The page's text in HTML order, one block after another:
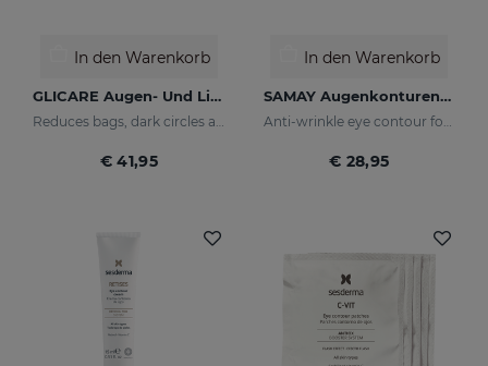
In den Warenkorb
GLICARE Augen- Und Lippenkonturengel
€ 41,95
In den Warenkorb
SAMAY Augenkonturencreme
€ 28,95